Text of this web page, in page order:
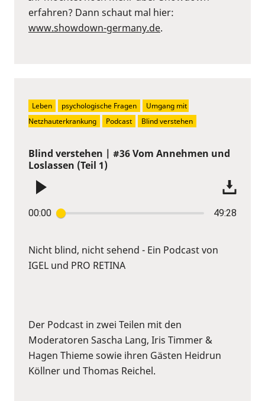
erfahren? Dann schaut mal hier:
www.showdown-germany.de.
Blind verstehen | #36 Vom Annehmen und
Loslassen (Teil 1)
00:00 49:28
Nicht blind, nicht sehend - Ein Podcast von
IGEL und PRO RETINA
Der Podcast in zwei Teilen mit den
Moderatoren Sascha Lang, Iris Timmer &
Hagen Thieme sowie ihren Gästen Heidrun
Köllner und Thomas Reichel.
Leben psychologische Fragen
Umgang mit
Netzhauterkrankung
Podcast Blind verstehen